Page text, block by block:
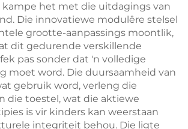
het met die uitdagings van
Die innovatiewe modulêre stelsel
grootte-aanpassings moontlik,
dit gedurende verskillende
pas sonder dat 'n volledige
moet word. Die duursaamheid van
gebruik word, verleng die
die toestel, wat die aktiewe
is vir kinders kan weerstaan
integriteit behou. Die ligte